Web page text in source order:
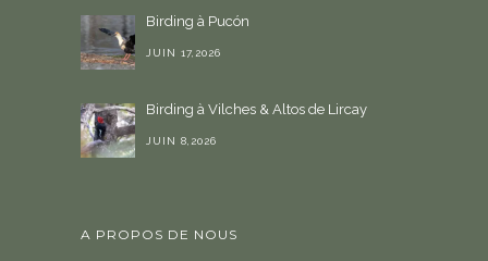
Birding à Pucón
JUIN 17,2026
Birding à Vilches & Altos de Lircay
JUIN 8,2026
A PROPOS DE NOUS